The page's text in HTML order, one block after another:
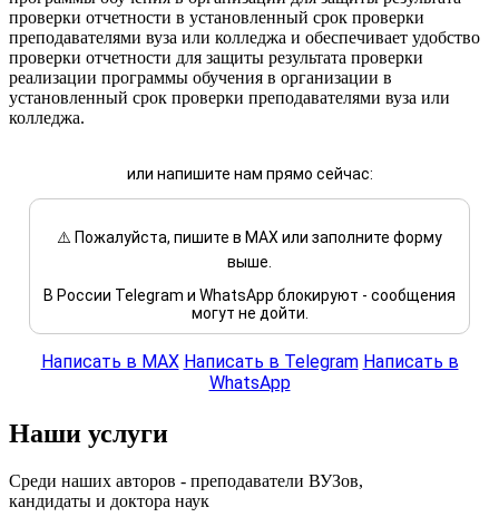
проверки отчетности в установленный срок проверки
преподавателями вуза или колледжа и обеспечивает удобство
проверки отчетности для защиты результата проверки
реализации программы обучения в организации в
установленный срок проверки преподавателями вуза или
колледжа.
или напишите нам прямо сейчас:
⚠️ Пожалуйста, пишите в MAX или заполните форму
выше.
В России Telegram и WhatsApp блокируют - сообщения
могут не дойти.
Написать в MAX Написать в Telegram Написать в
WhatsApp
Наши услуги
Среди наших авторов - преподаватели ВУЗов,
кандидаты и доктора наук